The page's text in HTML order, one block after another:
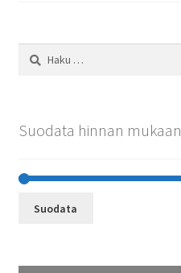
Haku:
Suodata hinnan mukaan
Suodata